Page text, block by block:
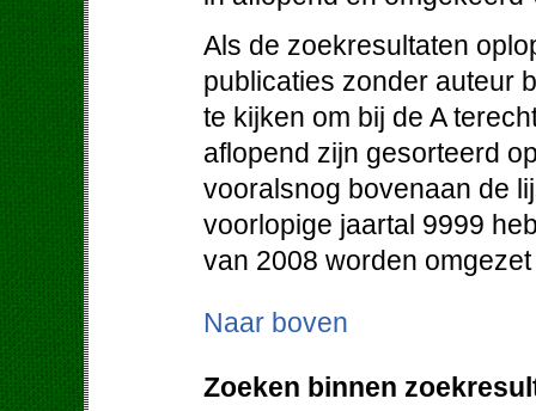
Als de zoekresultaten
publicaties zonder auteur
te kijken om bij de A
aflopend zijn gesorteerd
vooralsnog bovenaan de
voorlopige jaartal 9999
van 2008 worden
Naar boven
Zoeken binnen